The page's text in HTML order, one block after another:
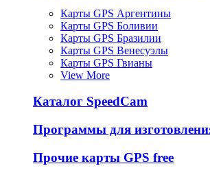
Карты GPS Аргентины
Карты GPS Боливии
Карты GPS Бразилии
Карты GPS Венесуэлы
Карты GPS Гвианы
View More
Каталог SpeedCam
Программы для
Прочие карты GPS free